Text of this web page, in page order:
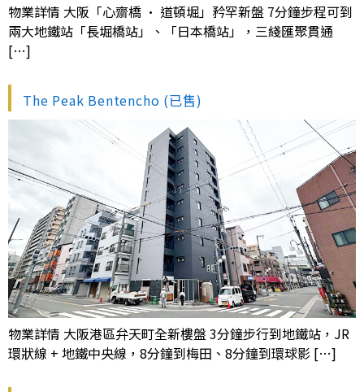
物業詳情 大阪「心齋橋 · 道頓堀」矜罕新盤 7分鐘步程可到
兩大地鐵站「長堀橋站」、「日本橋站」，三綫匯聚貫通
[…]
The Peak Bentencho (已售)
物業詳情 大阪港區弁天町全新樓盤 3分鐘步行到地鐵站，JR
環狀線 + 地鐵中央線，8分鐘到梅田、8分鐘到環球影 […]